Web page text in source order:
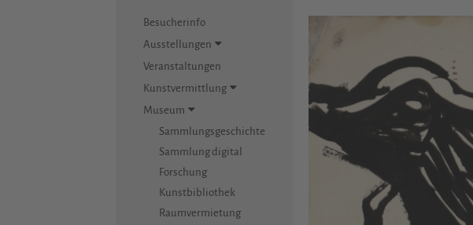
Besucherinfo
Ausstellungen
Veranstaltungen
Kunstvermittlung
Museum
Sammlungsgeschichte
Sammlung digital
Forschung
Kunstbibliothek
Raumvermietung